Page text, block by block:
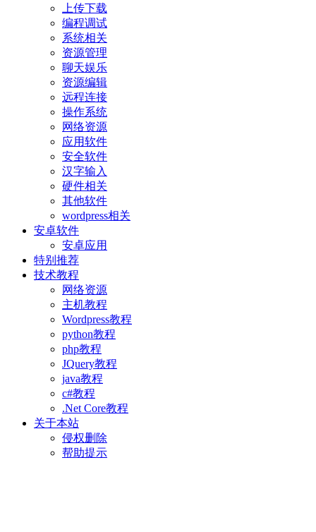
上传下载
编程调试
系统相关
资源管理
聊天娱乐
资源编辑
远程连接
操作系统
网络资源
应用软件
安全软件
汉字输入
硬件相关
其他软件
wordpress相关
安卓软件
安卓应用
特别推荐
技术教程
网络资源
主机教程
Wordpress教程
python教程
php教程
JQuery教程
java教程
c#教程
.Net Core教程
关于本站
侵权删除
帮助提示